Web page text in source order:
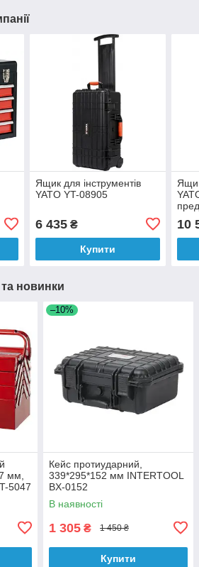
Ящик для інструментів
YATO YT-08905
6 435₴
Купити
10
та новинки
мм,
5047
–10%
Кейс протиударний,
339*295*152 мм INTERTOOL
BX-0152
В наявності
1 305 ₴ 1 450 ₴
Купити